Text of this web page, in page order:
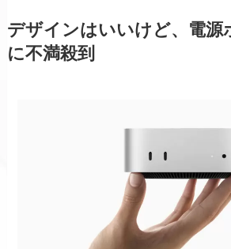
デザインはいいけど、電源
に不満殺到